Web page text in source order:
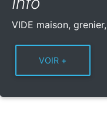
VIDE maison,